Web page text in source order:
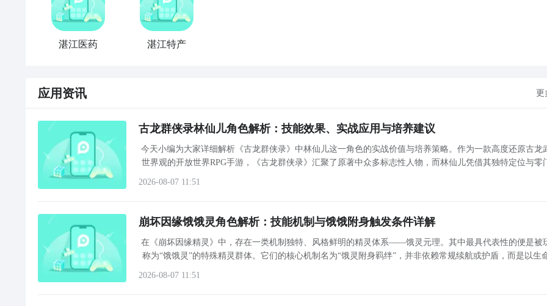
湛江医药 湛江特产
应用资讯 更
古龙群侠录林仙儿角色解析：技能效果、实战应用与培养建议
今天小编为大家详细解析《古龙群侠录》中林仙儿这一角色的实战价值与培养策略。作为一款高度还原古龙
世界观的开放世界RPG手游，《古龙群侠录》汇聚了原著中众多标志性人物，而林仙儿凭借其独特定位与零
2026-08-07 11:51
崩坏因缘饿饿灵角色解析：技能机制与饿饿附身触发条件详解
在《崩坏因缘精灵》中，存在一类机制独特、风格鲜明的精灵体系——饿灵元理。其中最具代表性的便是被
称为“饿饿灵”的特殊精灵群体。它们的核心机制名为“饿灵附身羁绊”，并非依赖常规续航或护盾，而是以生
2026-08-07 11:51